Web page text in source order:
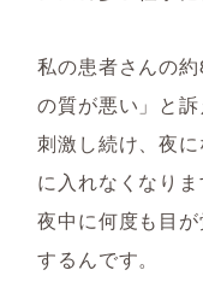
私の患者さんの
の質が悪い」と
刺激し続け、夜
に入れなくなりま
夜中に何度も目
するんです。